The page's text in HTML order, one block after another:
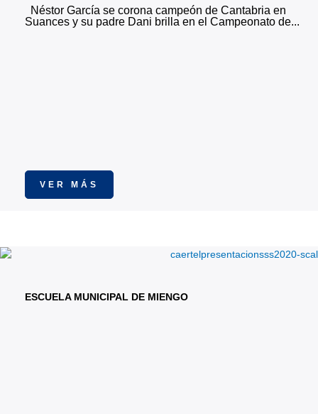
Néstor García se corona campeón de Cantabria en
Suances y su padre Dani brilla en el Campeonato de...
VER MÁS
ESCUELA MUNICIPAL DE MIENGO